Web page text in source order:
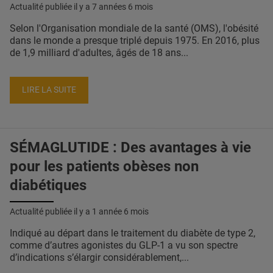
Actualité publiée il y a 7 années 6 mois
Selon l'Organisation mondiale de la santé (OMS), l'obésité
dans le monde a presque triplé depuis 1975. En 2016, plus
de 1,9 milliard d'adultes, âgés de 18 ans...
LIRE LA SUITE
SÉMAGLUTIDE : Des avantages à vie
pour les patients obèses non
diabétiques
Actualité publiée il y a 1 année 6 mois
Indiqué au départ dans le traitement du diabète de type 2,
comme d’autres agonistes du GLP-1 a vu son spectre
d’indications s’élargir considérablement,...